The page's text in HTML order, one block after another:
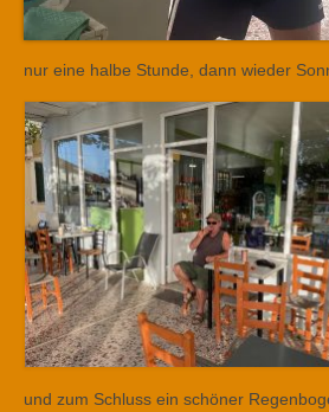
nur eine halbe Stunde, dann wieder
und zum Schluss ein schöner